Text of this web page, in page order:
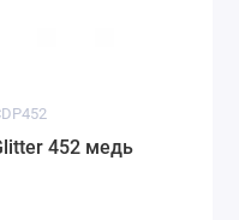
452 медь